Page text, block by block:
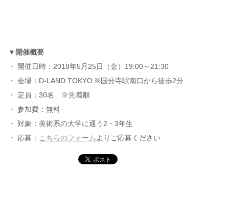
▼開催概要
・ 開催日時：2018年5月25日（金）19:00～21:30
・ 会場：D-LAND TOKYO ※国分寺駅南口から徒歩2分
・ 定員：30名 ※先着順
・ 参加費：無料
・ 対象：美術系の大学に通う2・3年生
・ 応募： こちらのフォーム よりご応募ください